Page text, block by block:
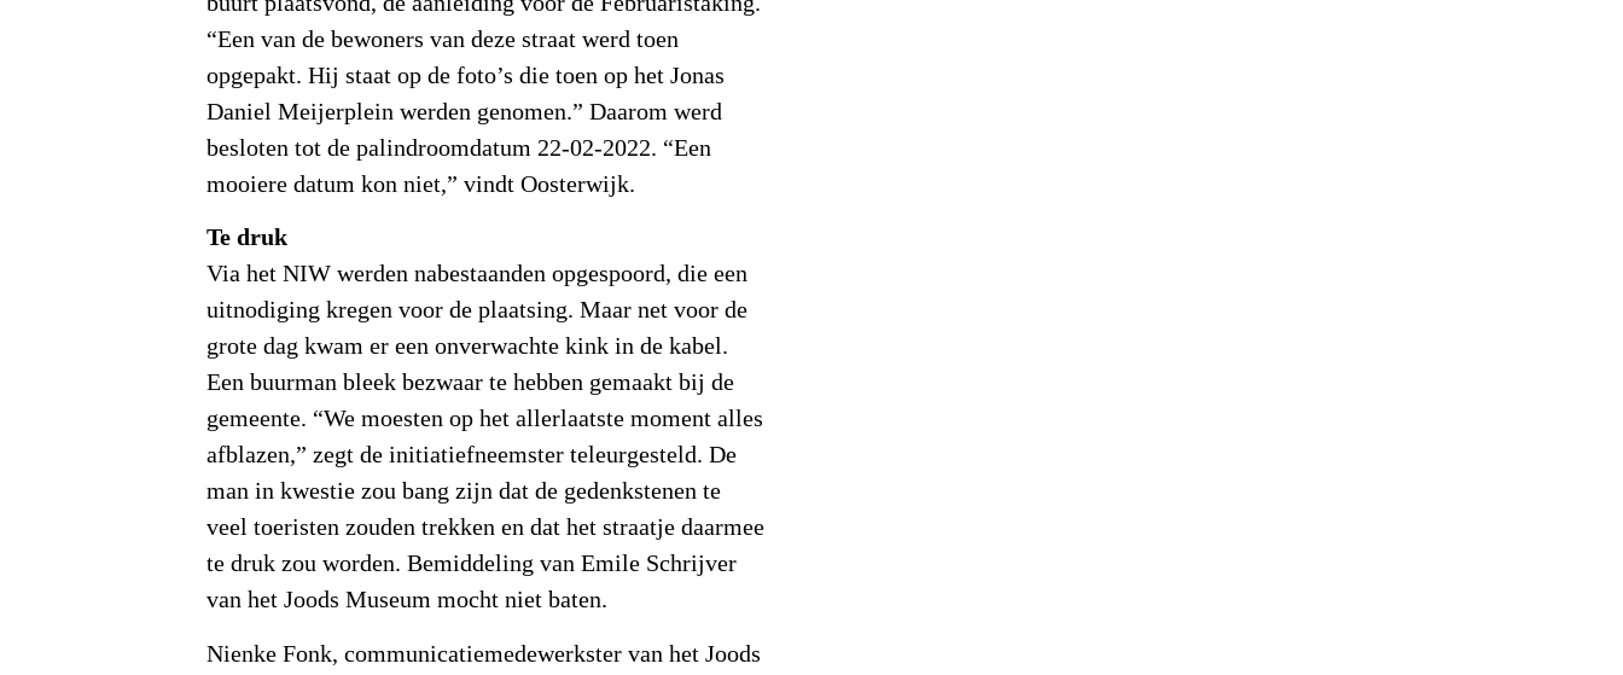
“Een van de bewoners van deze straat werd toen
opgepakt. Hij staat op de foto’s die toen op het Jonas
Daniel Meijerplein werden genomen.” Daarom werd
besloten tot de palindroomdatum 22-02-2022. “Een
mooiere datum kon niet,” vindt Oosterwijk.
Te druk
Via het NIW werden nabestaanden opgespoord, die een
uitnodiging kregen voor de plaatsing. Maar net voor de
grote dag kwam er een onverwachte kink in de kabel.
Een buurman bleek bezwaar te hebben gemaakt bij de
gemeente. “We moesten op het allerlaatste moment alles
afblazen,” zegt de initiatiefneemster teleurgesteld. De
man in kwestie zou bang zijn dat de gedenkstenen te
veel toeristen zouden trekken en dat het straatje daarmee
te druk zou worden. Bemiddeling van Emile Schrijver
van het Joods Museum mocht niet baten.
Nienke Fonk, communicatiemedewerkster van het Joods